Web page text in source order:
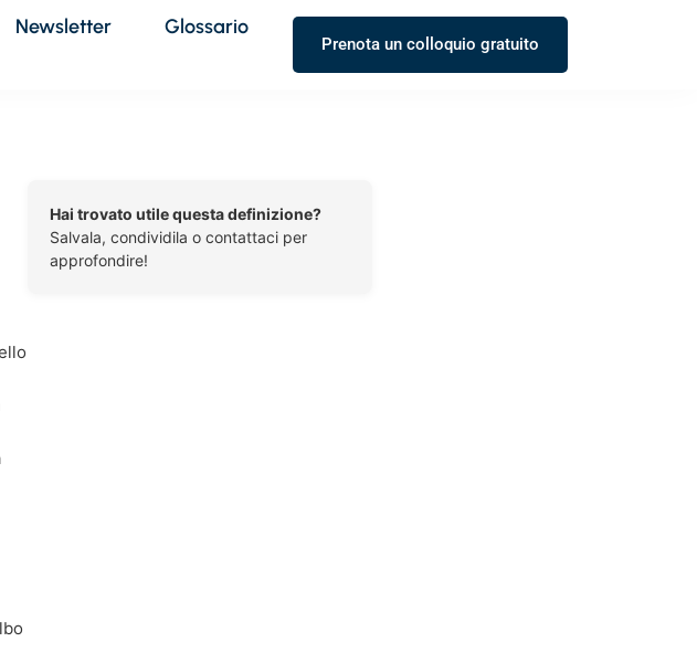
Newsletter Glossario
Prenota un colloquio gratuito
Hai trovato utile questa definizione?
Salvala, condividila o contattaci per
approfondire!